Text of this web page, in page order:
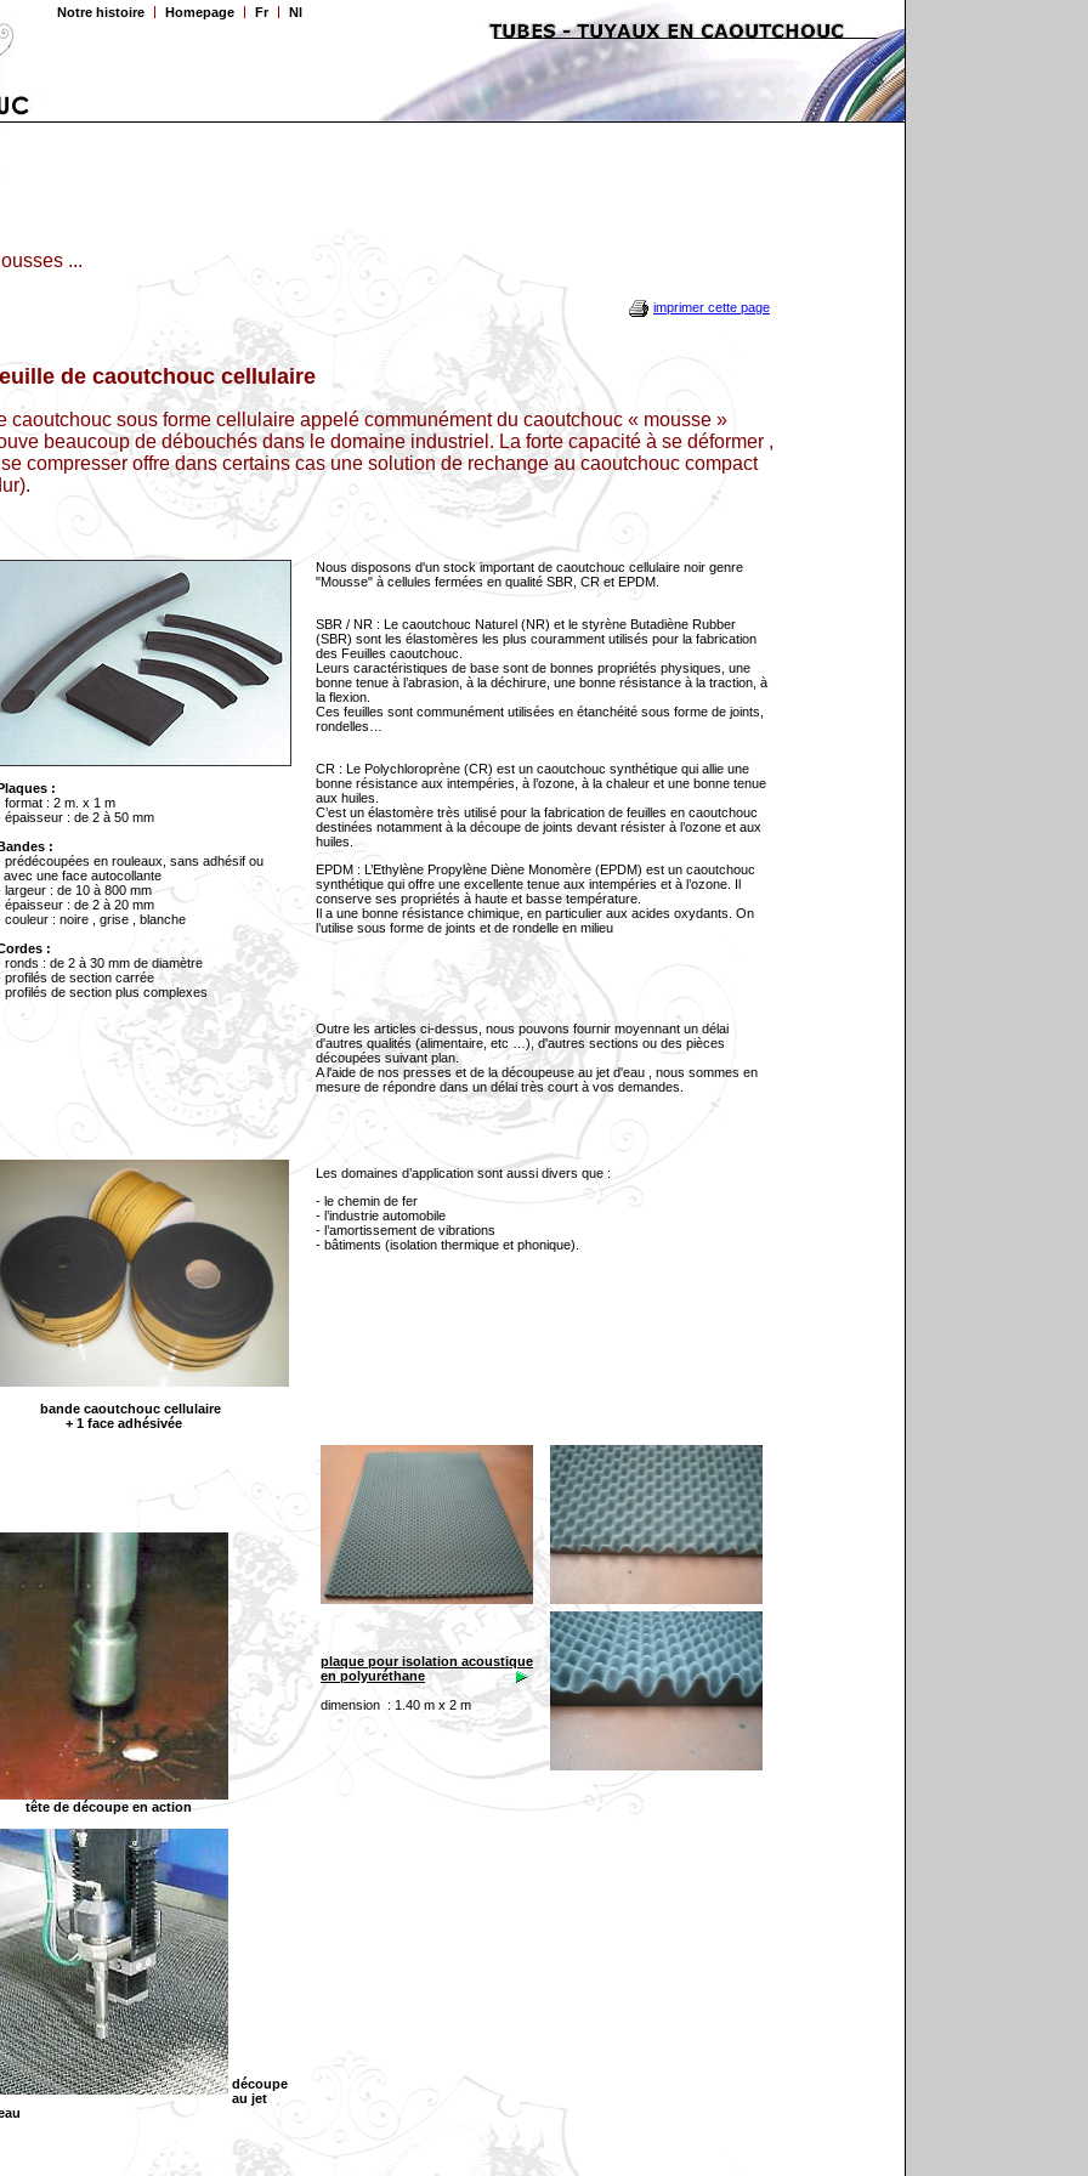
Notre histoire Homepage Fr Nl
...
imprimer cette page
de caoutchouc cellulaire
caoutchouc sous forme cellulaire appelé communément du caoutchouc « mousse »
beaucoup de débouchés dans le domaine industriel. La forte capacité à se déformer ,
compresser offre dans certains cas une solution de rechange au caoutchouc compact
:
: 2 m. x 1 m
: de 2 à 50 mm
:
en rouleaux, sans adhésif ou
une face autocollante
: de 10 à 800 mm
: de 2 à 20 mm
: noire , grise , blanche
:
: de 2 à 30 mm de diamètre
de section carrée
de section plus complexes
caoutchouc cellulaire
1 face adhésivée
tête de découpe en action
découpe
au jet
Nous disposons d'un stock important de caoutchouc cellulaire noir genre
"Mousse" à cellules fermées en qualité SBR, CR et EPDM.
SBR / NR : Le caoutchouc Naturel (NR) et le styrène Butadiène Rubber
(SBR) sont les élastomères les plus couramment utilisés pour la fabrication
des Feuilles caoutchouc.
Leurs caractéristiques de base sont de bonnes propriétés physiques, une
bonne tenue à l’abrasion, à la déchirure, une bonne résistance à la traction, à
la flexion.
Ces feuilles sont communément utilisées en étanchéité sous forme de joints,
rondelles…
CR : Le Polychloroprène (CR) est un caoutchouc synthétique qui allie une
bonne résistance aux intempéries, à l’ozone, à la chaleur et une bonne tenue
aux huiles.
C’est un élastomère très utilisé pour la fabrication de feuilles en caoutchouc
destinées notamment à la découpe de joints devant résister à l’ozone et aux
huiles.
EPDM : L’Ethylène Propylène Diène Monomère (EPDM) est un caoutchouc
synthétique qui offre une excellente tenue aux intempéries et à l’ozone. Il
conserve ses propriétés à haute et basse température.
Il a une bonne résistance chimique, en particulier aux acides oxydants. On
l’utilise sous forme de joints et de rondelle en milieu
Outre les articles ci-dessus, nous pouvons fournir moyennant un délai
d'autres qualités (alimentaire, etc …), d'autres sections ou des pièces
découpées suivant plan.
A l'aide de nos presses et de la découpeuse au jet d'eau , nous sommes en
mesure de répondre dans un délai très court à vos demandes.
Les domaines d’application sont aussi divers que :
- le chemin de fer
- l’industrie automobile
- l’amortissement de vibrations
- bâtiments (isolation thermique et phonique).
plaque pour isolation acoustique
en polyuréthane
dimension : 1.40 m x 2 m